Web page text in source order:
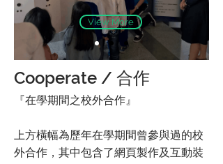
View More
Cooperate / 合作
『在學期間之校外合作』
上方橫幅為歷年在學期間曾參與過的校
外合作，其中包含了網頁製作及互動裝